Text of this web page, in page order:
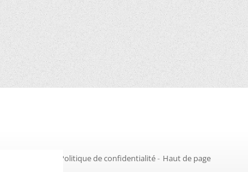
Politique de confidentialité- Haut de page